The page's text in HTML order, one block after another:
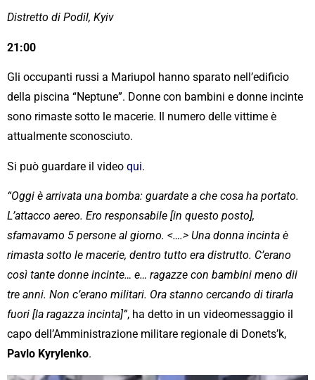
Distretto di Podil, Kyiv
21:00
Gli occupanti russi a Mariupol hanno sparato nell’edificio
della piscina “Neptune”. Donne con bambini e donne incinte
sono rimaste sotto le macerie. Il numero delle vittime è
attualmente sconosciuto.
Si può guardare il video qui.
“Oggi è arrivata una bomba: guardate a che cosa ha portato.
L’attacco aereo. Ero responsabile [in questo posto],
sfamavamo 5 persone al giorno. <….> Una donna incinta è
rimasta sotto le macerie, dentro tutto era distrutto. C’erano
così tante donne incinte… e… ragazze con bambini meno dii
tre anni. Non c’erano militari. Ora stanno cercando di tirarla
fuori [la ragazza incinta]”, ha detto in un videomessaggio il
capo dell’Amministrazione militare regionale di Donets’k,
Pavlo Kyrylenko.